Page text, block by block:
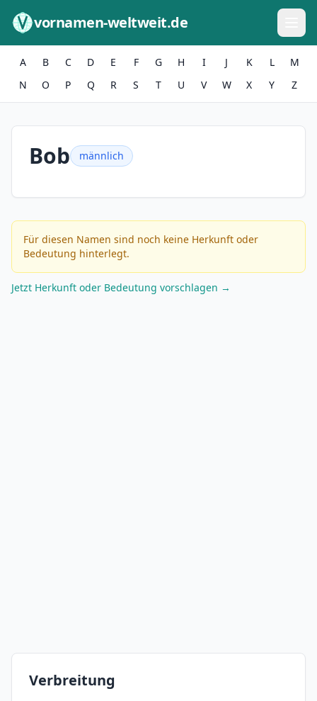
vornamen-weltweit.de
A B C D E F G H I J K L
M
N
O P Q R S T U V W X Y Z
Bob männlich
Für diesen Namen sind noch keine Herkunft oder
Bedeutung hinterlegt.
Jetzt Herkunft oder Bedeutung vorschlagen →
Verbreitung